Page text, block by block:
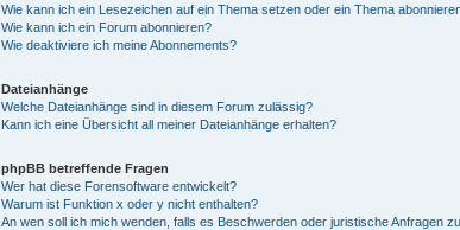
Wie kann ich ein Lesezeichen auf ein Thema setzen oder ein Thema
Wie kann ich ein Forum abonnieren?
Wie deaktiviere ich meine Abonnements?
Dateianhänge
Welche Dateianhänge sind in diesem Forum zulässig?
Kann ich eine Übersicht all meiner Dateianhänge erhalten?
phpBB betreffende Fragen
Wer hat diese Forensoftware entwickelt?
Warum ist Funktion x oder y nicht enthalten?
An wen soll ich mich wenden, falls es Beschwerden oder juristische Anfragen